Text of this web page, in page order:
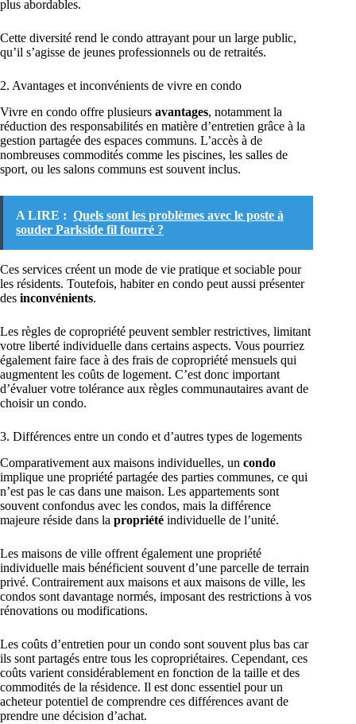
plus abordables.
Cette diversité rend le condo attrayant pour un large public,
qu’il s’agisse de jeunes professionnels ou de retraités.
2. Avantages et inconvénients de vivre en condo
Vivre en condo offre plusieurs avantages, notamment la
réduction des responsabilités en matière d’entretien grâce à la
gestion partagée des espaces communs. L’accès à de
nombreuses commodités comme les piscines, les salles de
sport, ou les salons communs est souvent inclus.
A LIRE : Quels sont les problèmes avec le poste à
souder Parkside fil fourré ?
Ces services créent un mode de vie pratique et sociable pour
les résidents. Toutefois, habiter en condo peut aussi présenter
des inconvénients.
Les règles de copropriété peuvent sembler restrictives, limitant
votre liberté individuelle dans certains aspects. Vous pourriez
également faire face à des frais de copropriété mensuels qui
augmentent les coûts de logement. C’est donc important
d’évaluer votre tolérance aux règles communautaires avant de
choisir un condo.
3. Différences entre un condo et d’autres types de logements
Comparativement aux maisons individuelles, un condo
implique une propriété partagée des parties communes, ce qui
n’est pas le cas dans une maison. Les appartements sont
souvent confondus avec les condos, mais la différence
majeure réside dans la propriété individuelle de l’unité.
Les maisons de ville offrent également une propriété
individuelle mais bénéficient souvent d’une parcelle de terrain
privé. Contrairement aux maisons et aux maisons de ville, les
condos sont davantage normés, imposant des restrictions à vos
rénovations ou modifications.
Les coûts d’entretien pour un condo sont souvent plus bas car
ils sont partagés entre tous les copropriétaires. Cependant, ces
coûts varient considérablement en fonction de la taille et des
commodités de la résidence. Il est donc essentiel pour un
acheteur potentiel de comprendre ces différences avant de
prendre une décision d’achat.